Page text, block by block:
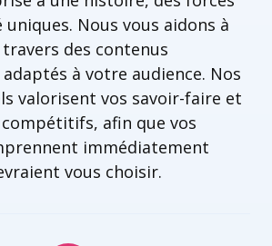
Nous vous aidons à
des contenus
à votre audience. Nos
valorisent vos savoir-faire et
afin que vos
immédiatement
vous choisir.